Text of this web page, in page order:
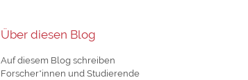
Über diesen Blog
Auf diesem Blog schreiben
Forscher*innen und Studierende